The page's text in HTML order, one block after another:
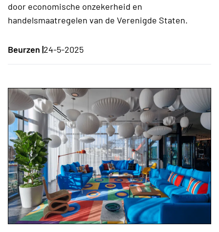
door economische onzekerheid en
handelsmaatregelen van de Verenigde Staten.
Beurzen |24-5-2025